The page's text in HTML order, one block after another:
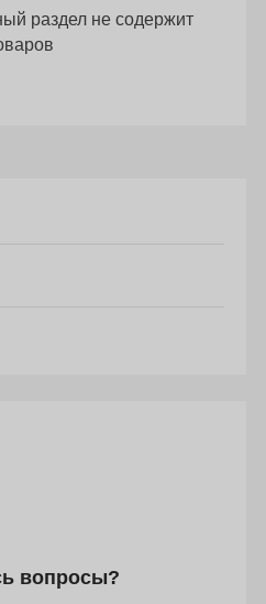
раздел не содержит
вопросы?